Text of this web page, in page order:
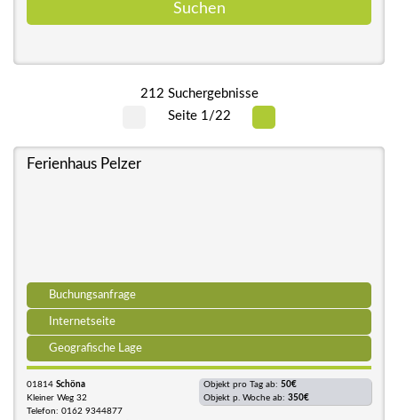
212 Suchergebnisse
Seite 1/22
Ferienhaus Pelzer
Buchungsanfrage
Internetseite
Geografische Lage
01814 Schöna
Kleiner Weg 32
Telefon: 0162 9344877
Objekt pro Tag ab: 50€
Objekt p. Woche ab: 350€